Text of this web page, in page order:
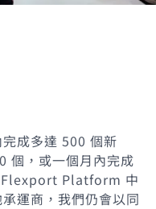
成多達 500 個新
個，或一個月內完成
Flexport Platform 中
運商，我們仍會以同